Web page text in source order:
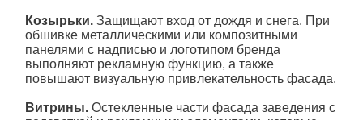
Козырьки. Защищают вход от дождя и снега. При
обшивке металлическими или композитными
панелями с надписью и логотипом бренда
выполняют рекламную функцию, а также
повышают визуальную привлекательность фасада.
Витрины.Остекленные части фасада заведения с